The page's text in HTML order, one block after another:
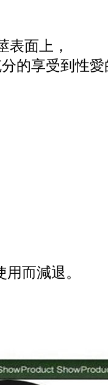
表面上，
的享受到性
而減退。